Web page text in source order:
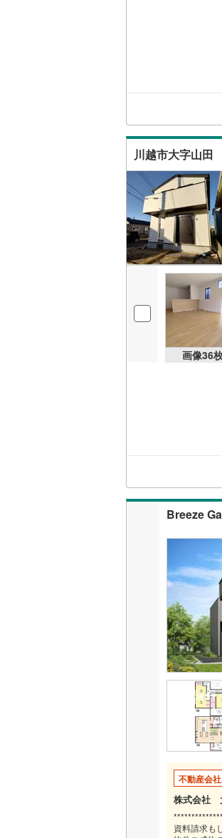
川越市大字山田
画像36
Breeze
不動産会
株式会社
資料請求も